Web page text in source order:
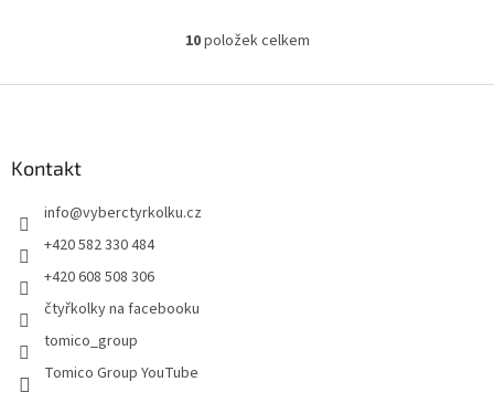
O
l
10položek celkem
Kontakt
info@vyberctyrkolku.cz
+420 582 330 484
+420 608 508 306
čtyřkolky na facebooku
tomico_group
Tomico Group YouTube